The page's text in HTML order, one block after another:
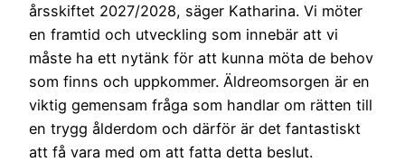
årsskiftet 2027/2028, säger Katharina. Vi möter
en framtid och utveckling som innebär att vi
måste ha ett nytänk för att kunna möta de behov
som finns och uppkommer. Äldreomsorgen är en
viktig gemensam fråga som handlar om rätten till
en trygg ålderdom och därför är det fantastiskt
att få vara med om att fatta detta beslut.